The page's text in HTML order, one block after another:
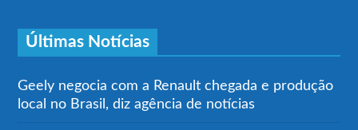
Últimas Notícias
Geely negocia com a Renault chegada e produção
local no Brasil, diz agência de notícias